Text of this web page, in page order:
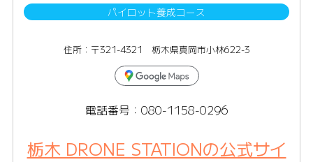
パイロット養成コース
住所：〒321-4321 栃木県真岡市小林622-3
電話番号：080-1158-0296
栃木 DRONE STATIONの公式サイ